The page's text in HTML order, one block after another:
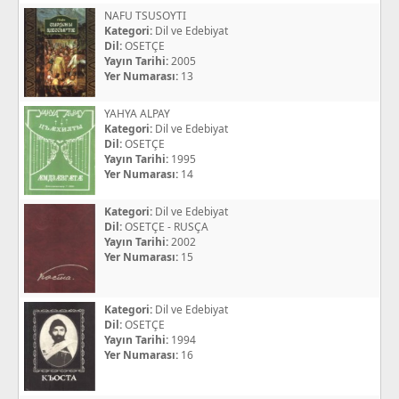
NAFU TSUSOYTI
Kategori: Dil ve Edebiyat
Dil:OSETÇE
Yayın Tarihi:2005
Yer Numarası: 13
YAHYA ALPAY
Kategori: Dil ve Edebiyat
Dil:OSETÇE
Yayın Tarihi: 1995
Yer Numarası: 14
Kategori: Dil ve Edebiyat
Dil:OSETÇE - RUSÇA
Yayın Tarihi:2002
Yer Numarası: 15
Kategori: Dil ve Edebiyat
Dil:OSETÇE
Yayın Tarihi: 1994
Yer Numarası: 16